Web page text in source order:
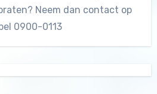
Neem dan contact op
0900-0113